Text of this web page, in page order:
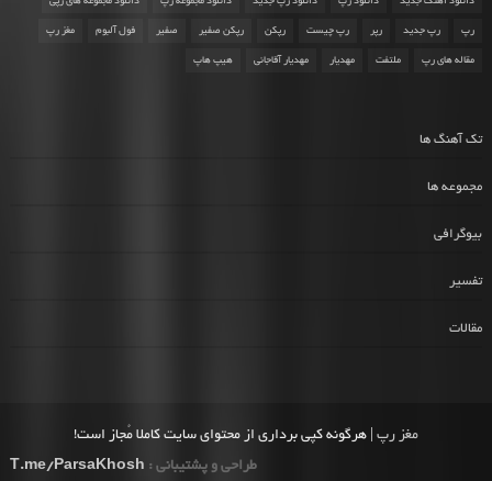
رپ رپ جدید رپر رپ چیست رپکن رپکن صفیر صفیر فول آلبوم مغز رپ
مقاله های رپ ملتفت مهدیار مهدیار آقاجانی هیپ هاپ
تک آهنگ ها
مجموعه ها
بیوگرافی
تفسیر
مقالات
مغز رپ | هرگونه کپی برداری از محتوای سایت کاملا مُجاز است!
طراحی و پشتیبانی : T.me/ParsaKhosh